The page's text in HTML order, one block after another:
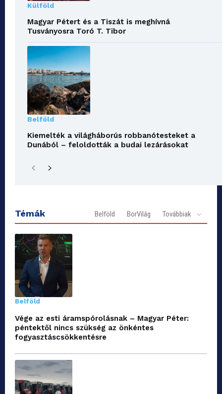
Külföld
Magyar Pétert és a Tiszát is meghívná
Tusványosra Toró T. Tibor
Belföld
Kiemelték a világháborús robbanótesteket a
Dunából – feloldották a budai lezárásokat
Témák Belföld BorVilág Továbbiak
Belföld
Vége az esti áramspórolásnak – Magyar Péter:
péntektől nincs szükség az önkéntes
fogyasztáscsökkentésre